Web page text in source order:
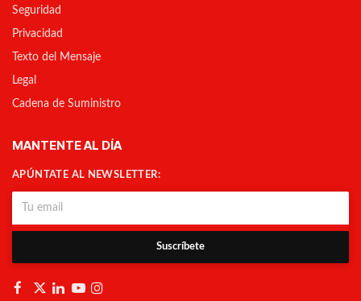
Seguridad
Privacidad
Texto del Mensaje
Legal
Cadena de Suministro
MANTENTE AL DÍA
APÚNTATE AL NEWSLETTER:
Suscríbete